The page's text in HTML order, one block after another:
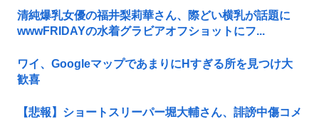
清純爆乳女優の福井梨莉華さん、際どい横乳が話題に
wwwFRIDAYの水着グラビアオフショットにフ...
ワイ、GoogleマップであまりにΗすぎる所を見つけ大
歓喜
【悲報】ショートスリーパー堀大輔さん、誹謗中傷コメ